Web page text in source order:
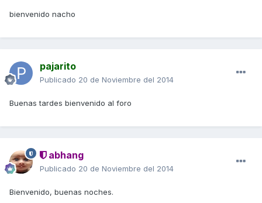
bienvenido nacho
pajarito
Publicado 20 de Noviembre del 2014
Buenas tardes bienvenido al foro
abhang
Publicado 20 de Noviembre del 2014
Bienvenido, buenas noches.